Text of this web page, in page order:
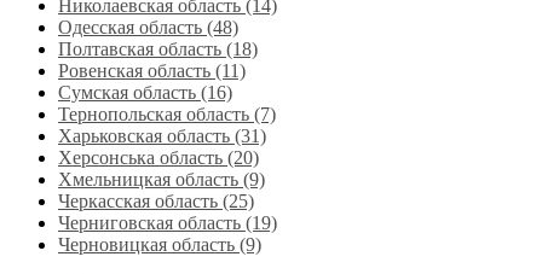
Николаевская область‎ (14)
Одесская область‎ (48)
Полтавская область (18)
Ровенская область‎ (11)
Сумская область‎ (16)
Тернопольская область‎ (7)
Харьковская область‎ (31)
Херсонська область‎ (20)
Хмельницкая область‎ (9)
Черкасская область‎ (25)
Черниговская область (19)
Черновицкая область (9)